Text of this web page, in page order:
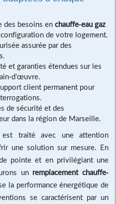
des besoins en chauffe-eau gaz
de votre logement.
assurée par des
et garanties étendues sur les
d'œuvre.
client permanent pour
de sécurité et des
dans la région de Marseille.
est traité avec une attention
une solution sur mesure. En
pointe et en privilégiant une
un remplacement chauffe-
la performance énergétique de
se caractérisent par un